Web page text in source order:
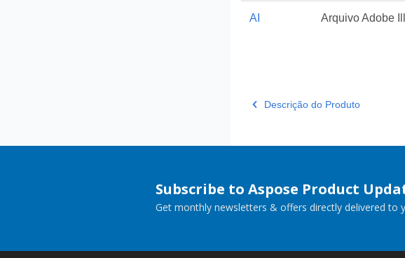
AI Arquivo Adobe
Descrição do Produto
Subscribe to Aspose Product
Get monthly newsletters & offers directly delivered to